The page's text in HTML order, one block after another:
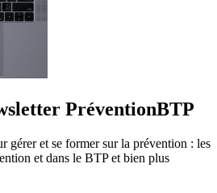
PréventionBTP
gérer et se former sur la prévention : les
et dans le BTP et bien plus